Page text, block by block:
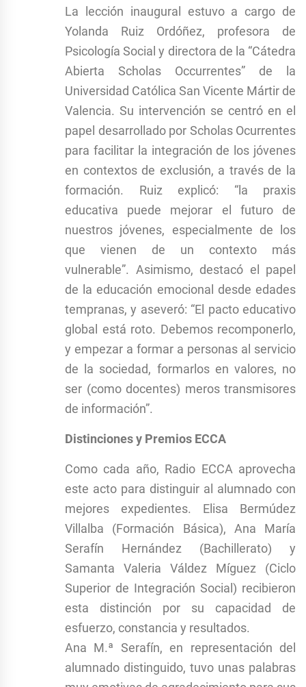
La lección inaugural estuvo a cargo de
Yolanda Ruiz Ordóñez, profesora de
Psicología Social y directora de la “Cátedra
Abierta Scholas Occurrentes” de la
Universidad Católica San Vicente Mártir de
Valencia. Su intervención se centró en el
papel desarrollado por Scholas Ocurrentes
para facilitar la integración de los jóvenes
en contextos de exclusión, a través de la
formación. Ruiz explicó: “la praxis
educativa puede mejorar el futuro de
nuestros jóvenes, especialmente de los
que vienen de un contexto más
vulnerable”. Asimismo, destacó el papel
de la educación emocional desde edades
tempranas, y aseveró: “El pacto educativo
global está roto. Debemos recomponerlo,
y empezar a formar a personas al servicio
de la sociedad, formarlos en valores, no
ser (como docentes) meros transmisores
de información”.
Distinciones y Premios ECCA
Como cada año, Radio ECCA aprovecha
este acto para distinguir al alumnado con
mejores expedientes. Elisa Bermúdez
Villalba (Formación Básica), Ana María
Serafín Hernández (Bachillerato) y
Samanta Valeria Váldez Míguez (Ciclo
Superior de Integración Social) recibieron
esta distinción por su capacidad de
esfuerzo, constancia y resultados.
Ana M.ª Serafín, en representación del
alumnado distinguido, tuvo unas palabras